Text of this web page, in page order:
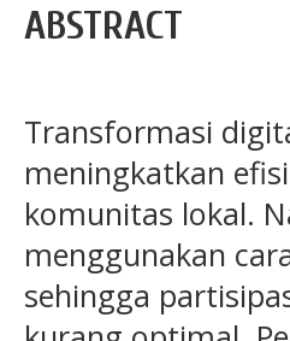
ABSTRACT
Transformasi
meningkatkan
komunitas lokal.
menggunakan
sehingga